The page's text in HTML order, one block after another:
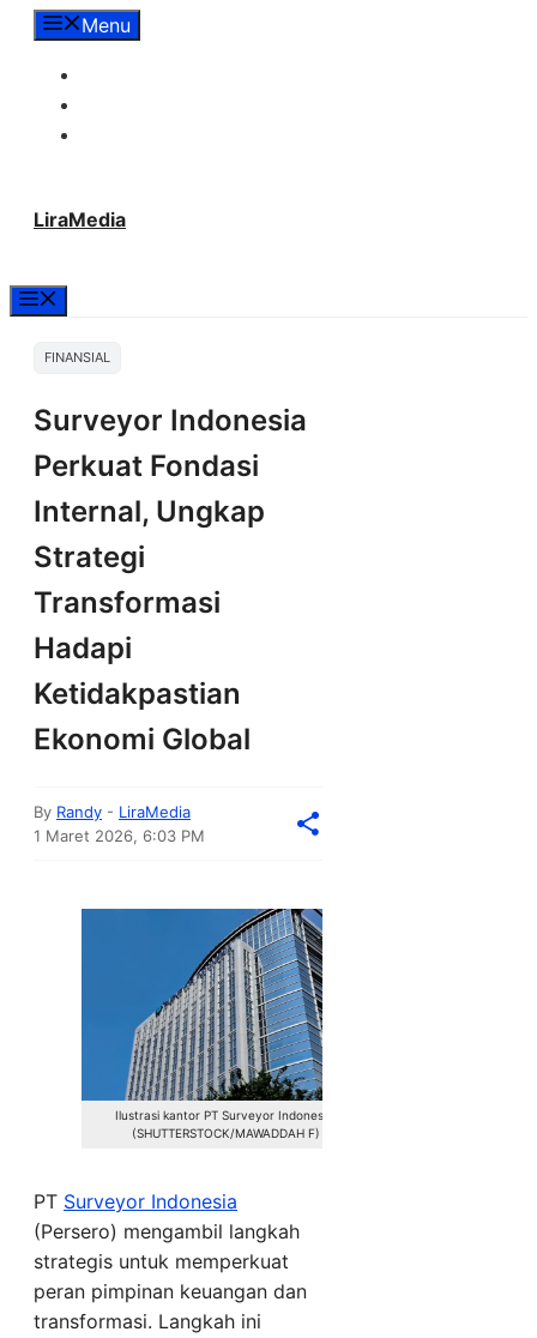
LangsungMenu
LiraMedia
FINANSIAL
Surveyor Indonesia
Perkuat Fondasi
Internal, Ungkap
Strategi
Transformasi
Hadapi
Ketidakpastian
Ekonomi Global
By Randy - LiraMedia
1 Maret 2026, 6:03 PM
Ilustrasi kantor PT Surveyor Indonesia.
(SHUTTERSTOCK/MAWADDAH F)
PT Surveyor Indonesia
(Persero) mengambil langkah
strategis untuk memperkuat
peran pimpinan keuangan dan
transformasi. Langkah ini